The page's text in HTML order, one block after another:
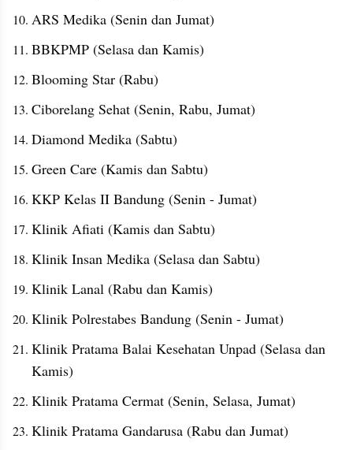
ARS Medika (Senin dan Jumat)
BBKPMP (Selasa dan Kamis)
Blooming Star (Rabu)
Ciborelang Sehat (Senin, Rabu, Jumat)
Diamond Medika (Sabtu)
Green Care (Kamis dan Sabtu)
KKP Kelas II Bandung (Senin - Jumat)
Klinik Afiati (Kamis dan Sabtu)
Klinik Insan Medika (Selasa dan Sabtu)
Klinik Lanal (Rabu dan Kamis)
Klinik Polrestabes Bandung (Senin - Jumat)
Klinik Pratama Balai Kesehatan Unpad (Selasa dan
Kamis)
Klinik Pratama Cermat (Senin, Selasa, Jumat)
Klinik Pratama Gandarusa (Rabu dan Jumat)